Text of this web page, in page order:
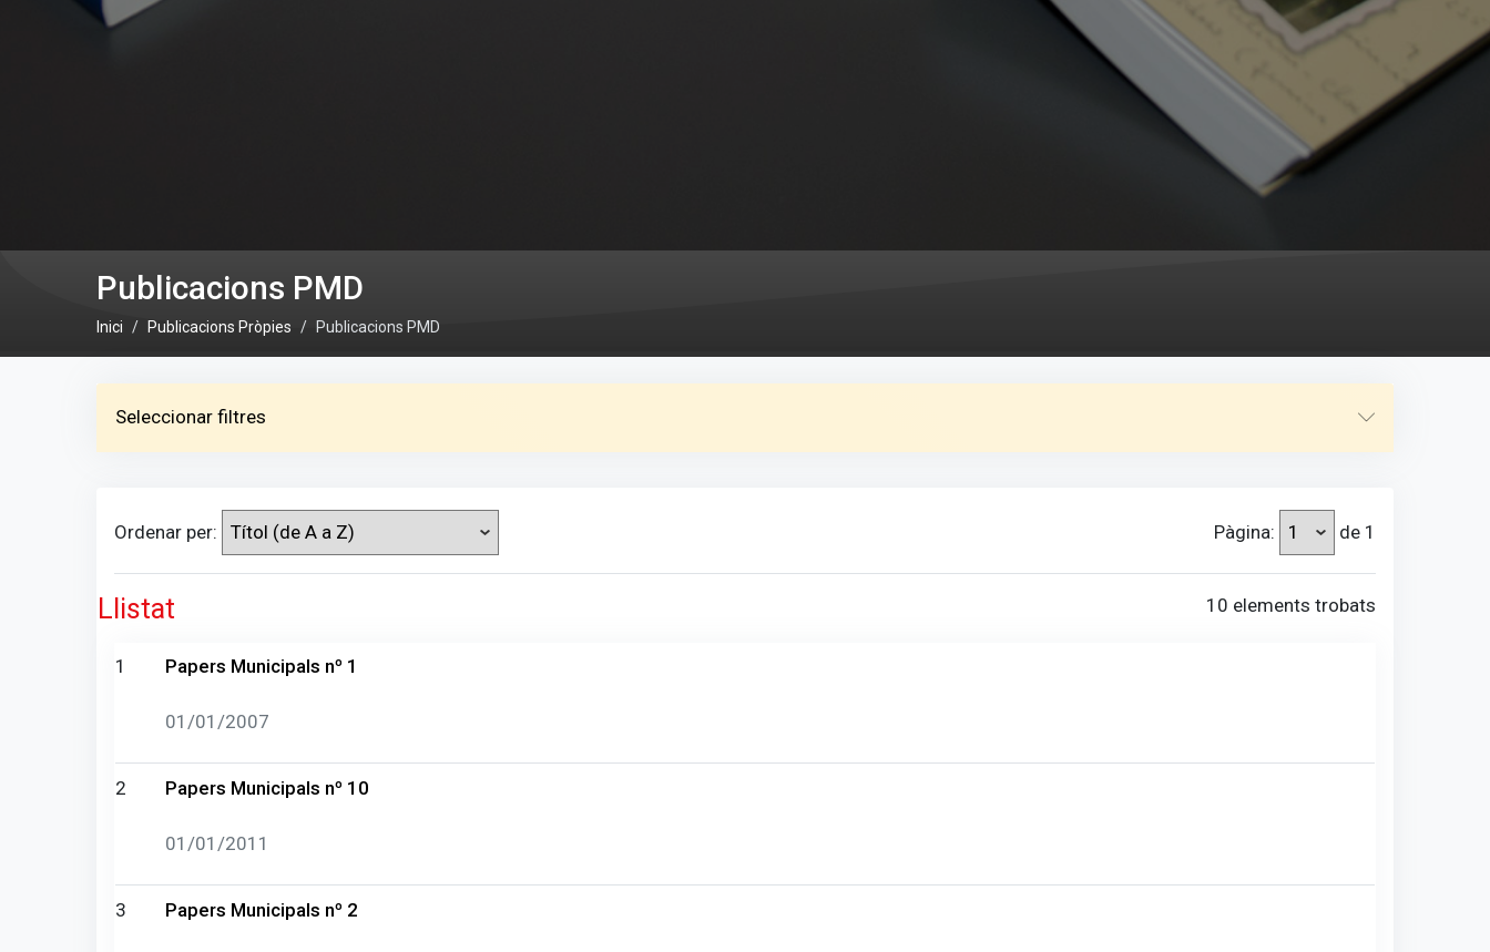
Publicacions PMD
Inici Publicacions Pròpies Publicacions PMD
Seleccionar filtres
Ordenar per: Pàgina: de 1
10 elements trobats
Llistat
1 Papers Municipals nº 1
01/01/2007
2 Papers Municipals nº 10
01/01/2011
3 Papers Municipals nº 2